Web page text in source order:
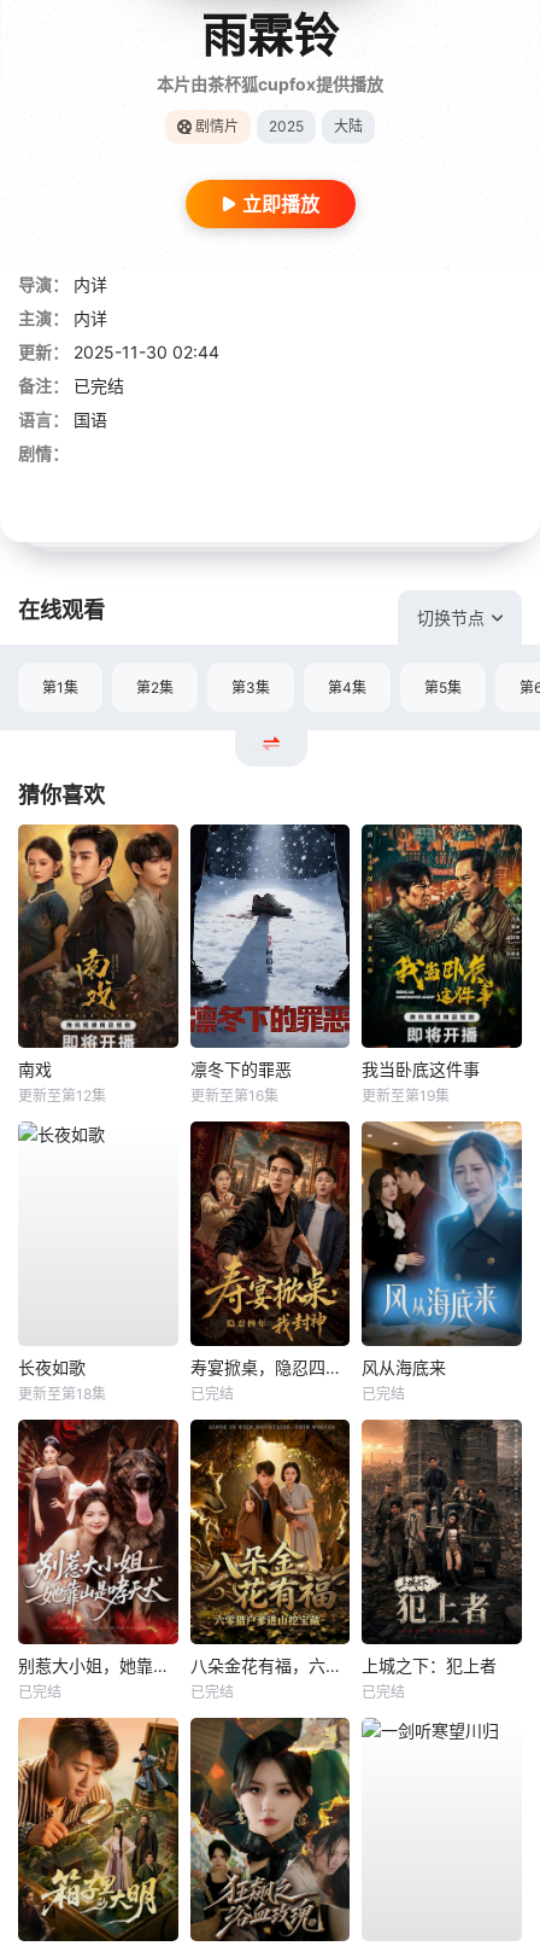
雨霖铃
本片由茶杯狐cupfox提供播放
剧情片 2025 大陆
立即播放
导演：
内详
主演：
内详
更新：
2025-11-30 02:44
备注：
已完结
语言：
国语
剧情：
在线观看 切换节点
第1集 第2集 第3集 第4集 第5集 第
猜你喜欢
南戏
更新至第12集
凛冬下的罪恶
更新至第16集
我当卧底这件事
更新至第19集
长夜如歌
更新至第18集
寿宴掀桌，隐忍四年我封神
已完结
风从海底来
已完结
别惹大小姐，她靠山是哮天犬
已完结
八朵金花有福，六零猎户爹进山挖宝藏
已完结
上城之下：犯上者
已完结